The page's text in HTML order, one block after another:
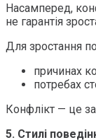
Насамперед,
не гарантія
Для зростання
причинах
потребах
Конфлікт — це
5. Стилі